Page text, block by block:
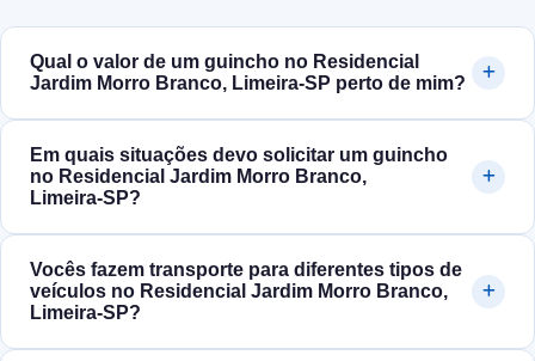
Qual o valor de um guincho no Residencial
Jardim Morro Branco, Limeira‑SP perto de mim?
Em quais situações devo solicitar um guincho
no Residencial Jardim Morro Branco,
Limeira‑SP?
Vocês fazem transporte para diferentes tipos de
veículos no Residencial Jardim Morro Branco,
Limeira‑SP?